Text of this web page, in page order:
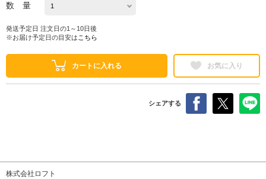
数 量
発送予定日 注文日の1～10日後
※お届け予定日の目安は こちら
カートに入れる お気に入り
シェアする
株式会社ロフト